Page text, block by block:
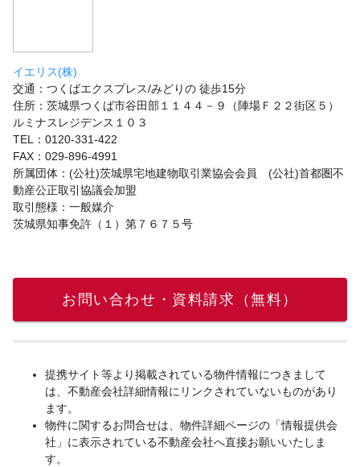
イエリス(株)
交通：つくばエクスプレス/みどりの 徒歩15分
住所：茨城県つくば市谷田部１１４４－９（陣場Ｆ２２街区５）
ルミナスレジデンス１０３
TEL：0120-331-422
FAX：029-896-4991
所属団体：(公社)茨城県宅地建物取引業協会会員 (公社)首都圏不
動産公正取引協議会加盟
取引態様：一般媒介
茨城県知事免許（１）第７６７５号
お問い合わせ・資料請求（無料）
提携サイト等より掲載されている物件情報につきまして
は、不動産会社詳細情報にリンクされていないものがあり
ます。
物件に関するお問合せは、物件詳細ページの「情報提供会
社」に表示されている不動産会社へ直接お願いいたしま
す。